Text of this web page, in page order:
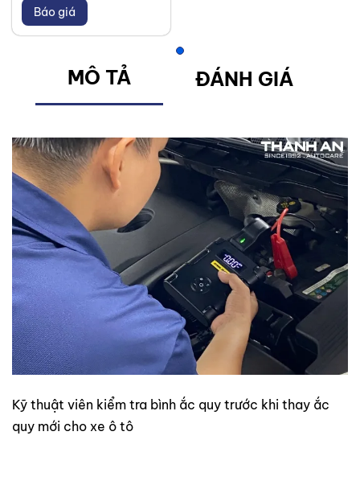
Báo giá
MÔ TẢ ĐÁNH GIÁ
Kỹ thuật viên kiểm tra bình ắc quy trước khi thay ắc
quy mới cho xe ô tô